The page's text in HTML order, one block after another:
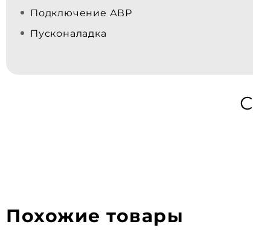
Подключение АВР
Пусконаладка
Похожие товары